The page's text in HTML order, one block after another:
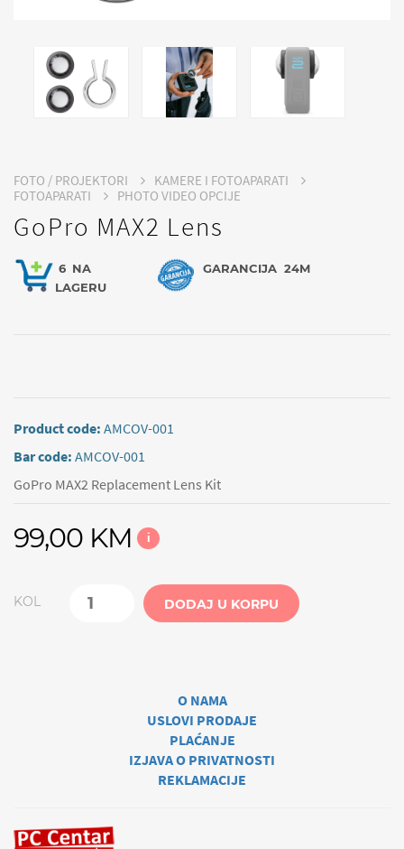
FOTO / PROJEKTORI
KAMERE I FOTOAPARATI
FOTOAPARATI
PHOTO VIDEO OPCIJE
GoPro MAX2 Lens
6 NA
LAGERU
GARANCIJA 24M
Product code: AMCOV-001
Bar code: AMCOV-001
GoPro MAX2 Replacement Lens Kit
99,00 KM i
KOL DODAJ U KORPU
O NAMA
USLOVI PRODAJE
PLAĆANJE
IZJAVA O PRIVATNOSTI
REKLAMACIJE